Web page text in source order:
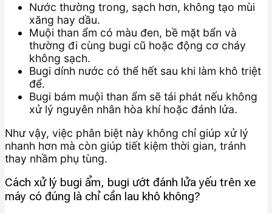
Nước thường trong, sạch hơn, không tạo mùi
xăng hay dầu.
Muội than ẩm có màu đen, bề mặt bẩn và
thường đi cùng bugi cũ hoặc động cơ cháy
không sạch.
Bugi dính nước có thể hết sau khi làm khô triệt
để.
Bugi bám muội than ẩm sẽ tái phát nếu không
xử lý nguyên nhân hòa khí hoặc đánh lửa.
Như vậy, việc phân biệt này không chỉ giúp xử lý
nhanh hơn mà còn giúp tiết kiệm thời gian, tránh
thay nhầm phụ tùng.
Cách xử lý bugi ẩm, bugi ướt đánh lửa yếu trên xe
máy có đúng là chỉ cần lau khô không?